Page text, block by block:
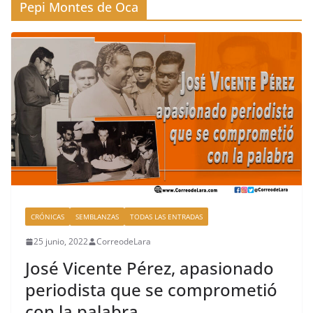
Pepi Montes de Oca
CRÓNICAS SEMBLANZAS TODAS LAS ENTRADAS
25 junio, 2022 CorreodeLara
José Vicente Pérez, apasionado
periodista que se comprometió